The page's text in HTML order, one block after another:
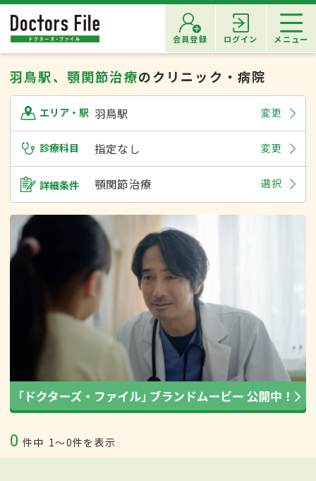
会員登録 ログイン メニュー
羽鳥駅、顎関節治療のクリニック・病院
エリア・駅 羽鳥駅 変更
診療科目 指定なし 変更
詳細条件 顎関節治療 選択
0 件中 1〜0件を表示